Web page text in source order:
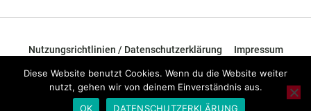
Nutzungsrichtlinien / Datenschutzerklärung Impressum
© 2026 - TOP News Österreich - Nachrichten aus Österreich und der
ganzen Welt.
Diese Website benutzt Cookies. Wenn du die Website weiter
nutzt, gehen wir von deinem Einverständnis aus.
OK
DATENSCHUTZERKLÄRUNG